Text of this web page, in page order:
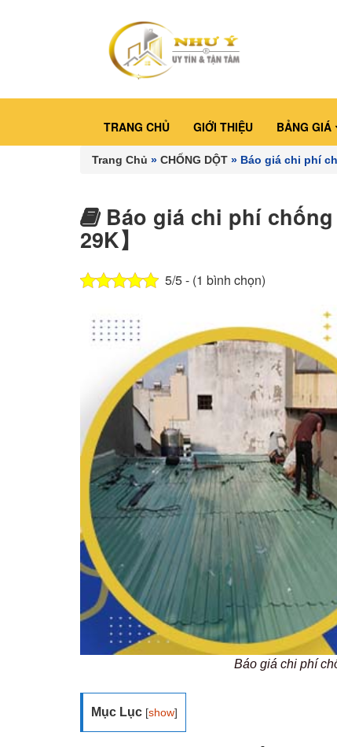
TRANG CHỦ GIỚI THIỆU BẢNG GIÁ
Trang Chủ » CHỐNG DỘT » Báo giá chi phí
Báo giá chi phí
29K】
5/5 - (1 bình chọn)
Báo giá chi phí
Mục Lục [show]